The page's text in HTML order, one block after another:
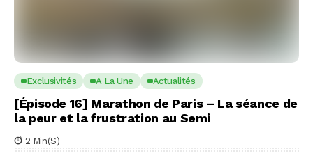
Exclusivités A La Une Actualités
[Épisode 16] Marathon de Paris – La séance de
la peur et la frustration au Semi
2 Min(s)